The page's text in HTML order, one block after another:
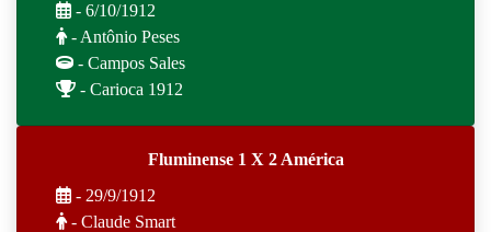
- 6/10/1912
- Antônio Peses
- Campos Sales
- Carioca 1912
Fluminense 1 X 2 América
- 29/9/1912
- Claude Smart